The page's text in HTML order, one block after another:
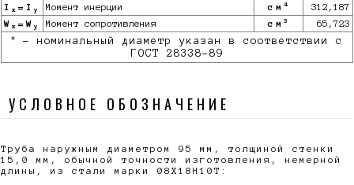
I x =I y Момент инерции см 4
312,187
W x =W y Момент сопротивления см 3 65,723
*
- номинальный диаметр указан в соответствии с
ГОСТ 28338-89
УСЛОВНОЕ ОБОЗНАЧЕНИЕ
Труба наружным диаметром 95 мм, толщиной стенки
15,0 мм, обычной точности изготовления, немерной
длины, из стали марки 08Х18Н10Т: